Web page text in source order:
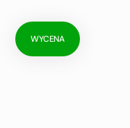
WYCENA